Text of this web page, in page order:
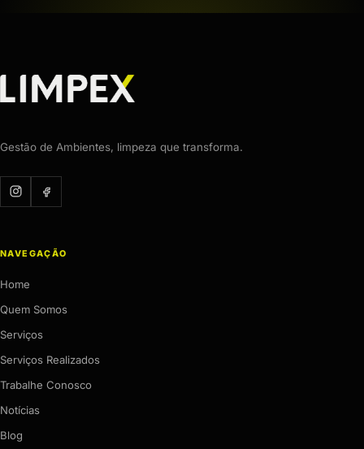
Gestão de Ambientes, limpeza que transforma.
NAVEGAÇÃO
Home
Quem Somos
Serviços
Serviços Realizados
Trabalhe Conosco
Notícias
Blog